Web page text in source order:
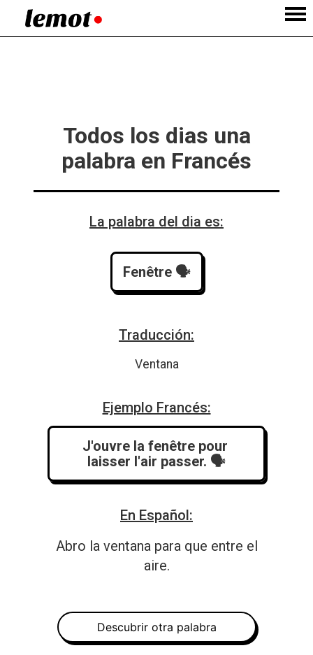
Todos los dias una
palabra en Francés
La palabra del dia es:
Fenêtre 🗣️
Traducción:
Ventana
Ejemplo Francés:
J'ouvre la fenêtre pour
laisser l'air passer. 🗣️
En Español:
Abro la ventana para que entre el
aire.
Descubrir otra palabra